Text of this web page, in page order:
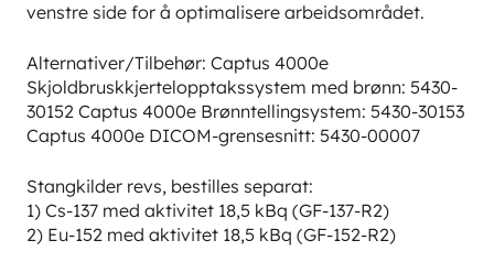
venstre side for å optimalisere arbeidsområdet.
Alternativer/Tilbehør: Captus 4000e
Skjoldbruskkjertelopptakssystem med brønn: 5430-
30152 Captus 4000e Brønntellingsystem: 5430-30153
Captus 4000e DICOM-grensesnitt: 5430-00007
Stangkilder revs, bestilles separat:
1) Cs-137 med aktivitet 18,5 kBq (GF-137-R2)
2) Eu-152 med aktivitet 18,5 kBq (GF-152-R2)